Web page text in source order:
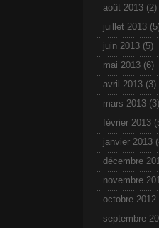
août 2013 (2)
juillet 2013
juin 2013 (5)
mai 2013 (6)
avril 2013 (3)
mars 2013 (3)
février 2013
janvier 2013
décembre
novembre
octobre 2012
septembre